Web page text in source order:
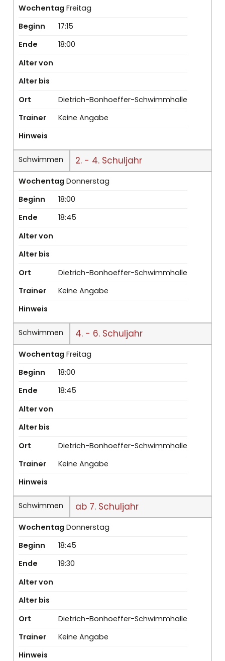
Wochentag Freitag
Beginn
17:15
Ende
18:00
Alter von
Alter bis
Ort
Dietrich-Bonhoeffer-Schwimmhalle
Trainer
Keine Angabe
Hinweis
Schwimmen 2. - 4. Schuljahr
Wochentag Donnerstag
Beginn
18:00
Ende
18:45
Alter von
Alter bis
Ort
Dietrich-Bonhoeffer-Schwimmhalle
Trainer
Keine Angabe
Hinweis
Schwimmen 4. - 6. Schuljahr
Wochentag Freitag
Beginn
18:00
Ende
18:45
Alter von
Alter bis
Ort
Dietrich-Bonhoeffer-Schwimmhalle
Trainer
Keine Angabe
Hinweis
Schwimmen ab 7. Schuljahr
Wochentag Donnerstag
Beginn
18:45
Ende
19:30
Alter von
Alter bis
Ort
Dietrich-Bonhoeffer-Schwimmhalle
Trainer
Keine Angabe
Hinweis